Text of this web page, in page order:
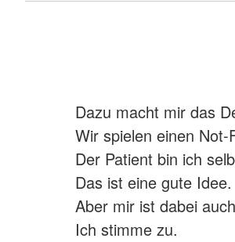
Dazu macht mir das
Wir spielen einen Not-
Der Patient bin ich
Das ist eine gute Idee.
Aber mir ist dabei
Ich stimme zu.